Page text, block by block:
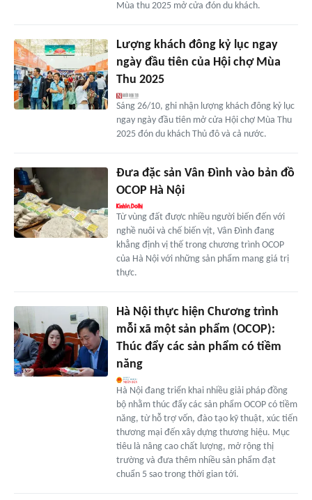
Mùa thu 2025 mở cửa đón du khách.
Lượng khách đông kỷ lục ngay
ngày đầu tiên của Hội chợ Mùa
Thu 2025
Sáng 26/10, ghi nhận lượng khách đông kỷ lục
ngay ngày đầu tiên mở cửa Hội chợ Mùa Thu
2025 đón du khách Thủ đô và cả nước.
Đưa đặc sản Vân Đình vào bản đồ
OCOP Hà Nội
Từ vùng đất được nhiều người biến đến với
nghề nuôi và chế biến vịt, Vân Đình đang
khẳng định vị thế trong chương trình OCOP
của Hà Nội với những sản phẩm mang giá trị
thực.
Hà Nội thực hiện Chương trình
mỗi xã một sản phẩm (OCOP):
Thúc đẩy các sản phẩm có tiềm
năng
Hà Nội đang triển khai nhiều giải pháp đồng
bộ nhằm thúc đẩy các sản phẩm OCOP có tiềm
năng, từ hỗ trợ vốn, đào tạo kỹ thuật, xúc tiến
thương mại đến xây dựng thương hiệu. Mục
tiêu là nâng cao chất lượng, mở rộng thị
trường và đưa thêm nhiều sản phẩm đạt
chuẩn 5 sao trong thời gian tới.